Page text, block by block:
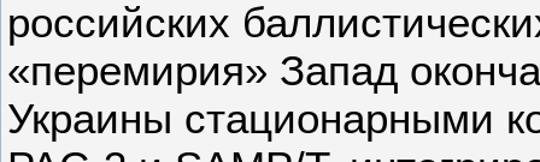
российских
«перемирия» Запад
Украины стационарными